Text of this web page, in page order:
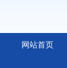
网站首页